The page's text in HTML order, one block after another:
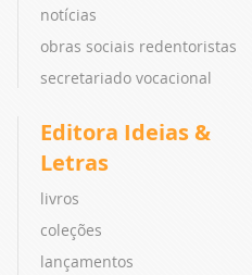
notícias
obras sociais redentoristas
secretariado vocacional
Editora Ideias &
Letras
livros
coleções
lançamentos